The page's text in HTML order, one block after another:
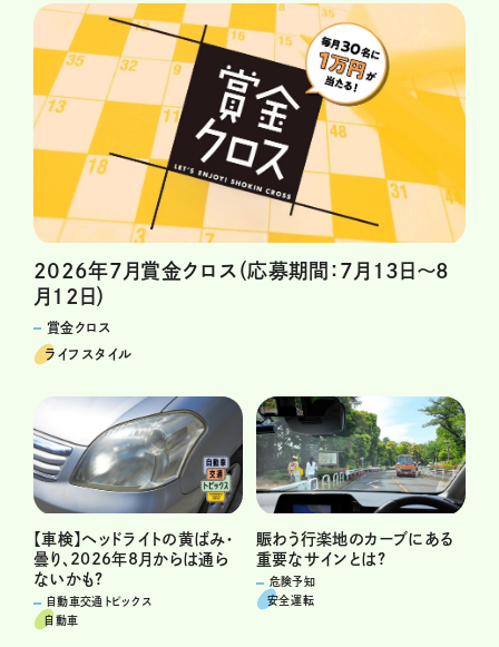
2026年7月賞金クロス（応募期間：7月13日～8
月12日）
賞金クロス
ライフスタイル
【車検】ヘッドライトの黄ばみ・
曇り、2026年8月からは通ら
ないかも?
自動車交通トピックス
自動車
賑わう行楽地のカーブにある
重要なサインとは?
危険予知
安全運転